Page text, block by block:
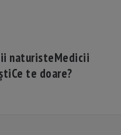
naturisteMedicii
Ce te doare?